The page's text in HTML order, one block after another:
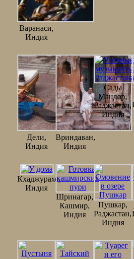
Варанаси,
Индия
Дели,
Индия
Вриндаван,
Индия
Сады
Мандор,
Раджастан,
Индия
Кхаджурахо,
Индия
Шринагар,
Кашмир,
Индия
Пушкар,
Раджастан,
Индия